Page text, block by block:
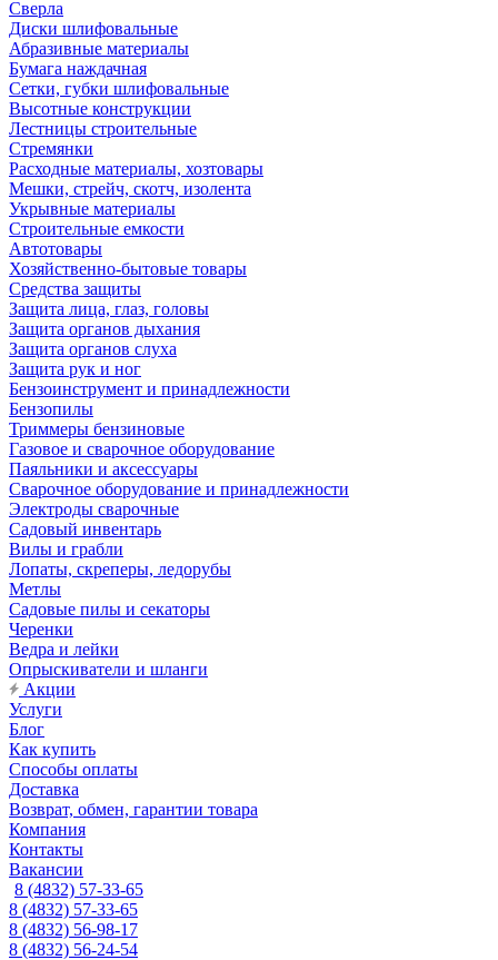
Сверла
Диски шлифовальные
Абразивные материалы
Бумага наждачная
Сетки, губки шлифовальные
Высотные конструкции
Лестницы строительные
Стремянки
Расходные материалы, хозтовары
Мешки, стрейч, скотч, изолента
Укрывные материалы
Строительные емкости
Автотовары
Хозяйственно-бытовые товары
Средства защиты
Защита лица, глаз, головы
Защита органов дыхания
Защита органов слуха
Защита рук и ног
Бензоинструмент и принадлежности
Бензопилы
Триммеры бензиновые
Газовое и сварочное оборудование
Паяльники и аксессуары
Сварочное оборудование и принадлежности
Электроды сварочные
Садовый инвентарь
Вилы и грабли
Лопаты, скреперы, ледорубы
Метлы
Садовые пилы и секаторы
Черенки
Ведра и лейки
Опрыскиватели и шланги
Акции
Услуги
Блог
Как купить
Способы оплаты
Доставка
Возврат, обмен, гарантии товара
Компания
Контакты
Вакансии
8 (4832) 57-33-65
8 (4832) 57-33-65
8 (4832) 56-98-17
8 (4832) 56-24-54